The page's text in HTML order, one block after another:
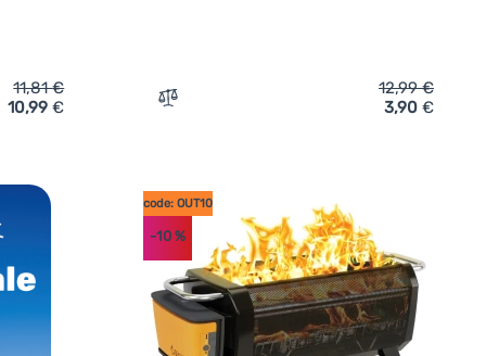
My Fire Grandpa's FireFork 2-pack' hinzufügen
11,81€
10,99€ Zum Vergleich 'Bratgabel Zulu Roast'
12,99€
3,90 €
code: OUT10
-10 %